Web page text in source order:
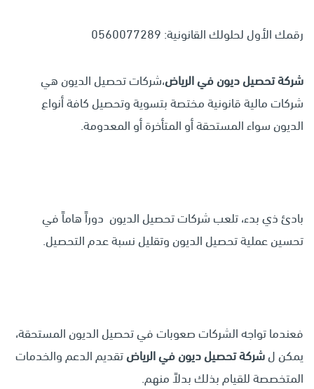
رقمك الأول لحلولك القانونية: 0560077289
شركة تحصيل ديون في الرياض،شركات تحصيل الديون هي
شركات مالية قانونية مختصة بتسوية وتحصيل كافة أنواع
الديون سواء المستحقة أو المتأخرة أو المعدومة.
بادئ ذي بدء، تلعب شركات تحصيل الديون دوراً هاماً في
تحسين عملية تحصيل الديون وتقليل نسبة عدم التحصيل.
فعندما تواجه الشركات صعوبات في تحصيل الديون المستحقة،
يمكن لشركة تحصيل ديون في الرياضتقديم الدعم والخدمات
المتخصصة للقيام بذلك بدلاً منهم.